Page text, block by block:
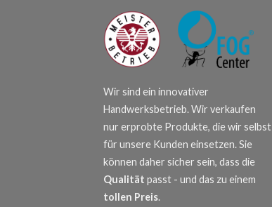
Wir sind ein innovativer
Handwerksbetrieb. Wir verkaufen
nur erprobte Produkte, die wir selbst
für unsere Kunden einsetzen. Sie
können daher sicher sein, dass die
Qualität passt - und das zu einem
tollen Preis.